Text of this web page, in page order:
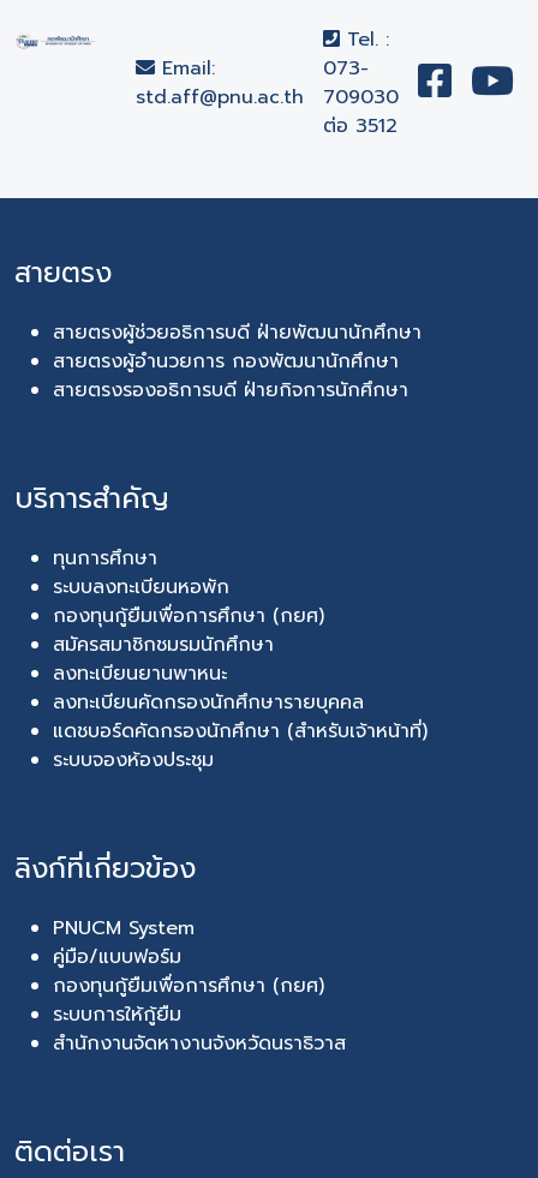
Email:
std.aff@pnu.ac.th
Tel. :
073-
709030
ต่อ 3512
สายตรง
สายตรงผู้ช่วยอธิการบดี ฝ่ายพัฒนานักศึกษา
สายตรงผู้อำนวยการ กองพัฒนานักศึกษา
สายตรงรองอธิการบดี ฝ่ายกิจการนักศึกษา
บริการสำคัญ
ทุนการศึกษา
ระบบลงทะเบียนหอพัก
กองทุนกู้ยืมเพื่อการศึกษา (กยศ)
สมัครสมาชิกชมรมนักศึกษา
ลงทะเบียนยานพาหนะ
ลงทะเบียนคัดกรองนักศึกษารายบุคคล
แดชบอร์ดคัดกรองนักศึกษา (สำหรับเจ้าหน้าที่)
ระบบจองห้องประชุม
ลิงก์ที่เกี่ยวข้อง
PNUCM System
คู่มือ/แบบฟอร์ม
กองทุนกู้ยืมเพื่อการศึกษา (กยศ)
ระบบการให้กู้ยืม
สำนักงานจัดหางานจังหวัดนราธิวาส
ติดต่อเรา